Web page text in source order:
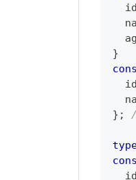
  id
}
  id
} ;
  id